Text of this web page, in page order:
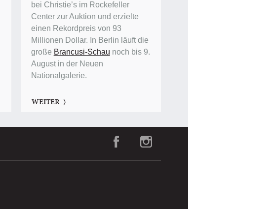
bei Christie’s im Rockefeller
Center zur Auktion und erzielte
einen Rekordpreis von 93
Millionen Dollar. In Berlin läuft die
große Brancusi-Schau noch bis 9.
August in der Neuen
Nationalgalerie.
WEITER